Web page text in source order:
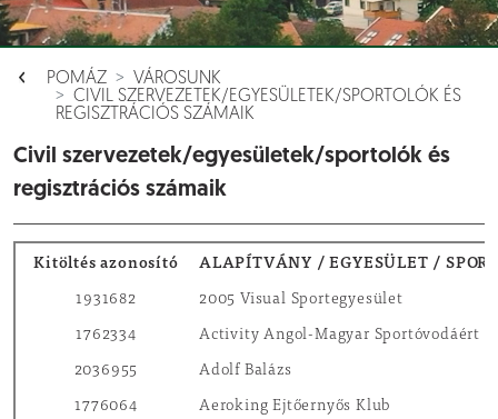
POMÁZ
VÁROSUNK
CIVIL SZERVEZETEK/EGYESÜLETEK/SPORTOLÓK ÉS
REGISZTRÁCIÓS SZÁMAIK
Civil szervezetek/egyesületek/sportolók és
regisztrációs számaik
Kitöltés azonosító ALAPÍTVÁNY / EGYESÜLET /
1931682 2005 Visual Sportegyesület
1762334 Activity Angol-Magyar Sportóvodáért
2036955 Adolf Balázs
1776064 Aeroking Ejtőernyős Klub